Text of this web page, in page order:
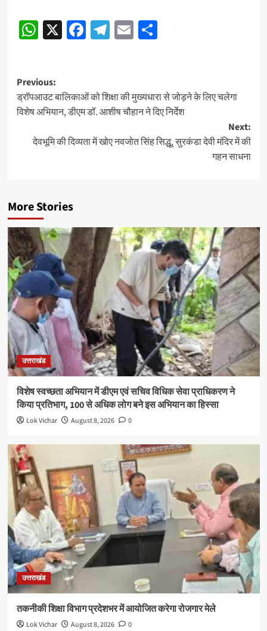
Post
navigation
WhatsApp
X Facebook
Telegram
EmailShare
Post
navigation
Previous:
ड्रॉपआउट बालिकाओं को शिक्षा की मुख्यधारा से जोड़ने के लिए चलेगा
विशेष अभियान, डीएम डॉ. आशीष चौहान ने दिए निर्देश
Next:
देवभूमि की दिव्यता में खोए नवजोत सिंह सिद्धू, सुरकंडा देवी मंदिर में की
गहन साधना
More Stories
उत्तराखंड
विशेष स्वच्छता अभियान में डीएम एवं सचिव विधिक सेवा प्राधिकरण ने
किया प्रतिभाग, 100 से अधिक लोग बने इस अभियान का हिस्सा
Lok Vichar August 8, 2026 0
उत्तराखंड
तकनीकी शिक्षा विभाग प्रदेशभर में आयोजित करेगा रोजगार मेले
Lok Vichar August 8, 2026 0